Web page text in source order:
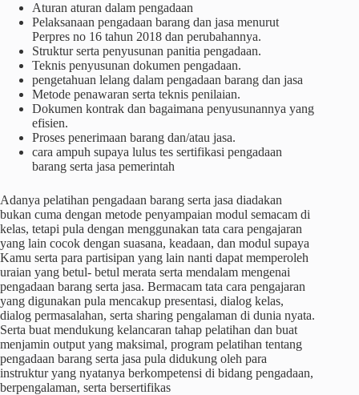
Aturan aturan dalam pengadaan
Pelaksanaan pengadaan barang dan jasa menurut
Perpres no 16 tahun 2018 dan perubahannya.
Struktur serta penyusunan panitia pengadaan.
Teknis penyusunan dokumen pengadaan.
pengetahuan lelang dalam pengadaan barang dan jasa
Metode penawaran serta teknis penilaian.
Dokumen kontrak dan bagaimana penyusunannya yang
efisien.
Proses penerimaan barang dan/atau jasa.
cara ampuh supaya lulus tes sertifikasi pengadaan
barang serta jasa pemerintah
Adanya pelatihan pengadaan barang serta jasa diadakan
bukan cuma dengan metode penyampaian modul semacam di
kelas, tetapi pula dengan menggunakan tata cara pengajaran
yang lain cocok dengan suasana, keadaan, dan modul supaya
Kamu serta para partisipan yang lain nanti dapat memperoleh
uraian yang betul- betul merata serta mendalam mengenai
pengadaan barang serta jasa. Bermacam tata cara pengajaran
yang digunakan pula mencakup presentasi, dialog kelas,
dialog permasalahan, serta sharing pengalaman di dunia nyata.
Serta buat mendukung kelancaran tahap pelatihan dan buat
menjamin output yang maksimal, program pelatihan tentang
pengadaan barang serta jasa pula didukung oleh para
instruktur yang nyatanya berkompetensi di bidang pengadaan,
berpengalaman, serta bersertifikas